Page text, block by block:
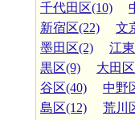
千代田区(10)
新宿区(22)
文
墨田区(2)
江
黒区(9)
大田
谷区(40)
中野
島区(12)
荒川